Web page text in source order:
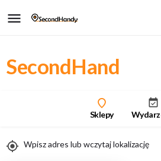
SecondHand
Sklepy